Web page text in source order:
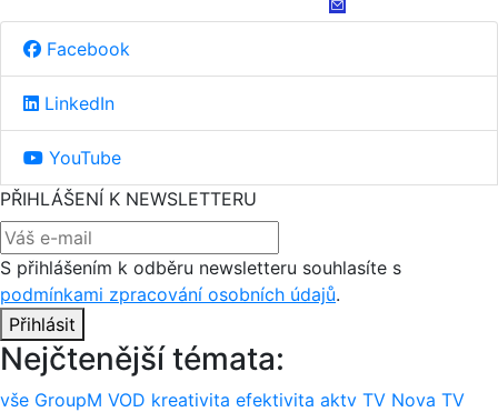
Facebook
LinkedIn
YouTube
PŘIHLÁŠENÍ K NEWSLETTERU
S přihlášením k odběru newsletteru souhlasíte s
podmínkami zpracování osobních údajů.
Přihlásit
Nejčtenější témata:
vše GroupM VOD kreativita efektivita aktv TV Nova TV